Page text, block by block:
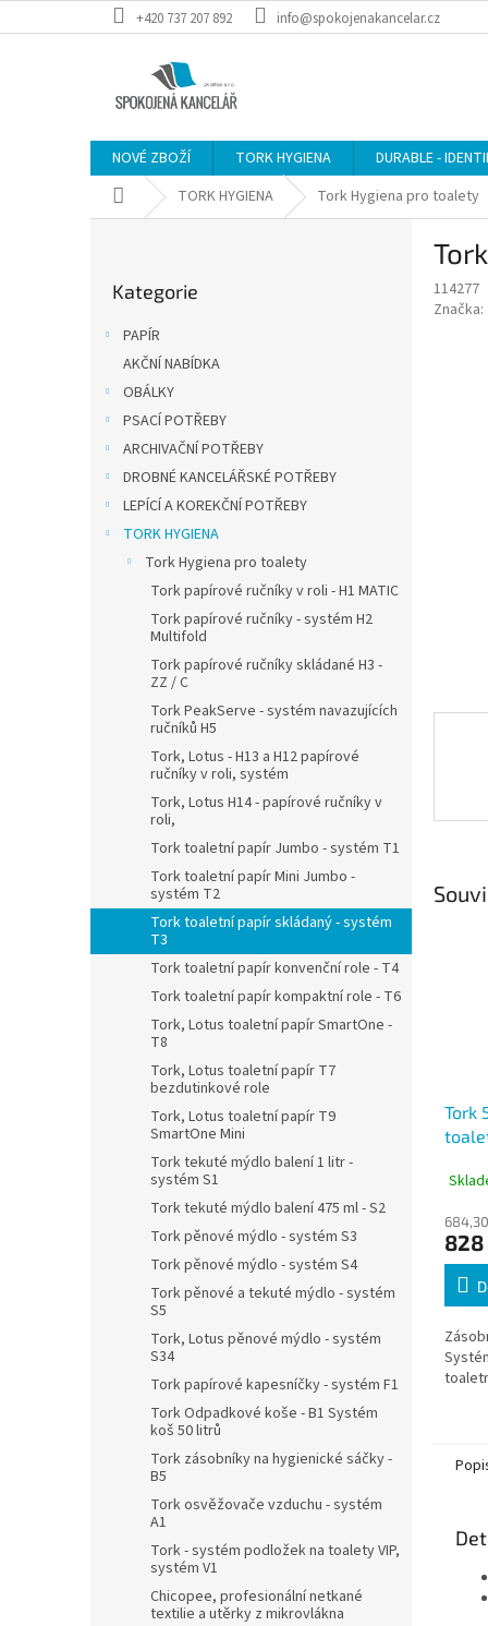
na
+420 737 207 892 info@spokojenakancelar.cz
NOVÉ ZBOŽÍ TORK HYGIENA DURABLE -
Domů TORK HYGIENA Tork Hygiena pro toalety
kategorie
Kategorie
PAPÍR
AKČNÍ NABÍDKA
OBÁLKY
PSACÍ POTŘEBY
ARCHIVAČNÍ POTŘEBY
DROBNÉ KANCELÁŘSKÉ POTŘEBY
LEPÍCÍ A KOREKČNÍ POTŘEBY
TORK HYGIENA
Tork Hygiena pro toalety
Tork papírové ručníky v roli - H1 MATIC
Tork papírové ručníky - systém H2
Multifold
Tork papírové ručníky skládané H3 -
ZZ / C
Tork PeakServe - systém navazujících
ručníků H5
Tork, Lotus - H13 a H12 papírové
ručníky v roli, systém
Tork, Lotus H14 - papírové ručníky v
roli,
Tork toaletní papír Jumbo - systém T1
Tork toaletní papír Mini Jumbo -
systém T2
Tork toaletní papír skládaný - systém
T3
Tork toaletní papír konvenční role - T4
Tork toaletní papír kompaktní role - T6
Tork, Lotus toaletní papír SmartOne -
T8
Tork, Lotus toaletní papír T7
bezdutinkové role
Tork, Lotus toaletní papír T9
SmartOne Mini
Tork tekuté mýdlo balení 1 litr -
systém S1
Tork tekuté mýdlo balení 475 ml - S2
Tork pěnové mýdlo - systém S3
Tork pěnové mýdlo - systém S4
Tork pěnové a tekuté mýdlo - systém
S5
Tork, Lotus pěnové mýdlo - systém
S34
Tork papírové kapesníčky - systém F1
Tork Odpadkové koše - B1 Systém
koš 50 litrů
Tork zásobníky na hygienické sáčky -
B5
Tork osvěžovače vzduchu - systém
A1
Tork - systém podložek na toalety VIP,
systém V1
Chicopee, profesionální netkané
textilie a utěrky z mikrovlákna
114277
Značka:
Tork
828